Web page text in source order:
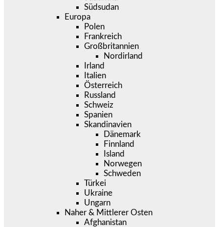
Südsudan
Europa
Polen
Frankreich
Großbritannien
Nordirland
Irland
Italien
Österreich
Russland
Schweiz
Spanien
Skandinavien
Dänemark
Finnland
Island
Norwegen
Schweden
Türkei
Ukraine
Ungarn
Naher & Mittlerer Osten
Afghanistan